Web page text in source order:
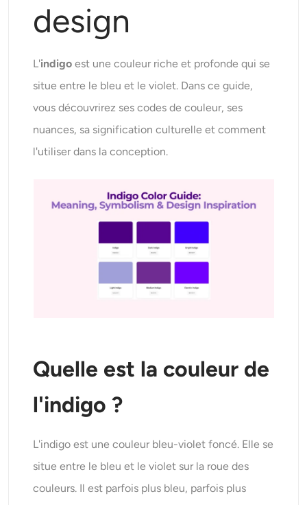
Sora 2.0 Kling 2.6 Pro
Effaceur d’arrière-plan
Contexte de l’IA
Prolongateur d’IA
AI Recolor
Générateur d’images stylisées par IA
Changeur de vêtements
Bébé IA
Filtre AI
design
L'indigo est une couleur riche et profonde qui se
situe entre le bleu et le violet. Dans ce guide,
vous découvrirez ses codes de couleur, ses
nuances, sa signification culturelle et comment
l'utiliser dans la conception.
Quelle est la couleur de
l'indigo ?
L'indigo est une couleur bleu-violet foncé. Elle se
situe entre le bleu et le violet sur la roue des
couleurs. Il est parfois plus bleu, parfois plus